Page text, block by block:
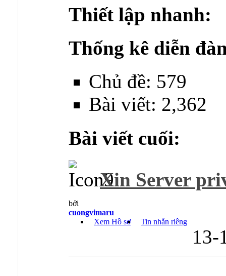
Thiết lập nhanh:
Thống kê diễn
Chủ đề: 579
Bài viết: 2,362
Bài viết cuối:
Xin Server
bởi
cuongvimaru
Xem Hồ sơ
Tin nhắn riêng